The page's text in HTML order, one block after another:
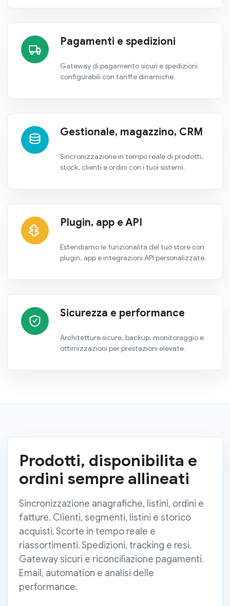
Pagamenti e spedizioni
Gateway di pagamento sicuri e spedizioni
configurabili con tariffe dinamiche.
Gestionale, magazzino, CRM
Sincronizzazione in tempo reale di prodotti,
stock, clienti e ordini con i tuoi sistemi.
Plugin, app e API
Estendiamo le funzionalita del tuo store con
plugin, app e integrazioni API personalizzate.
Sicurezza e performance
Architetture sicure, backup, monitoraggio e
ottimizzazioni per prestazioni elevate.
Prodotti, disponibilita e
ordini sempre allineati
Sincronizzazione anagrafiche, listini, ordini e
fatture. Clienti, segmenti, listini e storico
acquisti. Scorte in tempo reale e
riassortimenti. Spedizioni, tracking e resi.
Gateway sicuri e riconciliazione pagamenti.
Email, automation e analisi delle
performance.